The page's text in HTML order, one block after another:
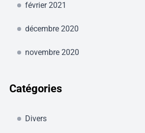
février 2021
décembre 2020
novembre 2020
Catégories
Divers